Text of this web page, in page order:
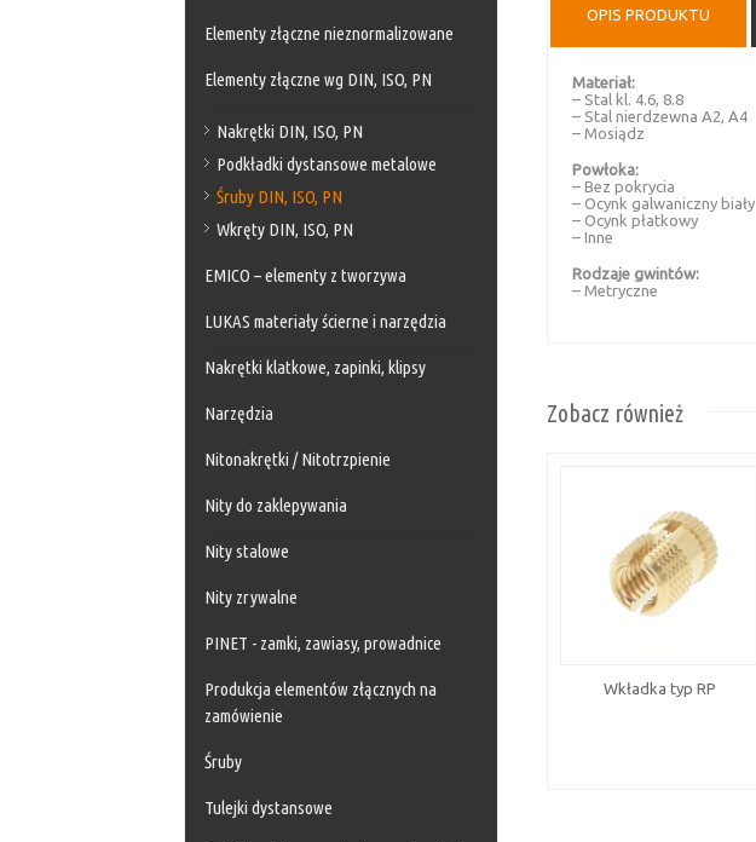
OPIS PRODUKTU
Materiał:
– Stal kl. 4.6, 8.8
– Stal nierdzewna A2, A4
– Mosiądz
Powłoka:
– Bez pokrycia
– Ocynk galwaniczny biały
– Ocynk płatkowy
– Inne
Rodzaje gwintów:
– Metryczne
Zobacz również
Wkładka typ RP
Elementy złączne nieznormalizowane
Elementy złączne wg DIN, ISO, PN
Nakrętki DIN, ISO, PN
Podkładki dystansowe metalowe
Śruby DIN, ISO, PN
Wkręty DIN, ISO, PN
EMICO – elementy z tworzywa
LUKAS materiały ścierne i narzędzia
Nakrętki klatkowe, zapinki, klipsy
Narzędzia
Nitonakrętki / Nitotrzpienie
Nity do zaklepywania
Nity stalowe
Nity zrywalne
PINET - zamki, zawiasy, prowadnice
Produkcja elementów złącznych na
zamówienie
Śruby
Tulejki dystansowe